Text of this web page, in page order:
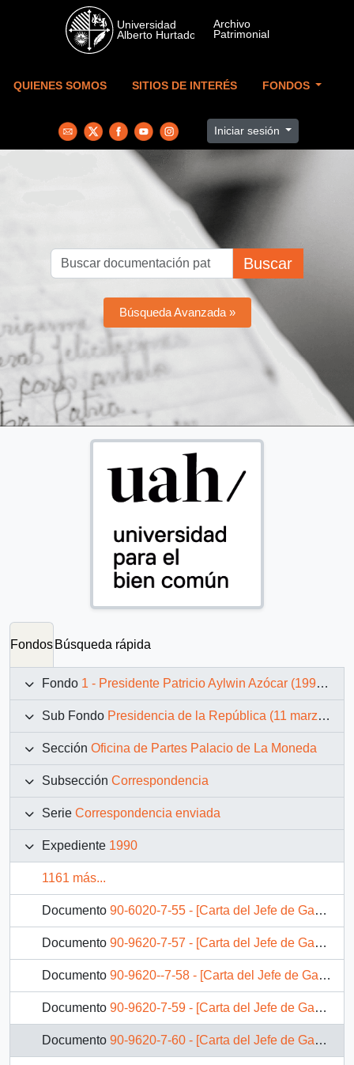
Skip to main content
QUIENES SOMOS SITIOS DE INTERÉS FONDOS
Iniciar sesión
Buscar
Búsqueda Avanzada »
Fondos Búsqueda rápida
Fondo 1 - Presidente Patricio Aylwin Azócar (1990-1994)
Sub Fondo Presidencia de la República (11 marzo 1990 – 11 marzo 1994)
Sección Oficina de Partes Palacio de La Moneda
Subsección Correspondencia
Serie Correspondencia enviada
Expediente 1990
1161 más...
Documento 90-6020-7-55 - [Carta del Jefe de Gabinete Presidencial al Ministro de Economía, Fomento y Reconstrucción]
Documento 90-9620-7-57 - [Carta del Jefe de Gabinete Presidencial al Ministro de Economía, Fomento y Reconstrucción]
Documento 90-9620--7-58 - [Carta del Jefe de Gabinete Presidencial al Ministro de Economía, Fomento y Reconstrucción]
Documento 90-9620-7-59 - [Carta del Jefe de Gabinete Presidencial al Ministro de Economía, Fomento y Reconstrucción]
Documento 90-9620-7-60 - [Carta del Jefe de Gabinete Presidencial al Subsecretario de Pesca]